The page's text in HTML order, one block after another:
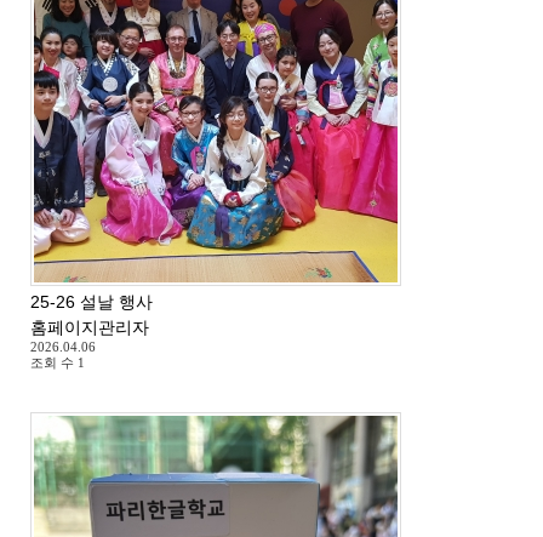
25-26 설날 행사
홈페이지관리자
2026.04.06
조회 수 1